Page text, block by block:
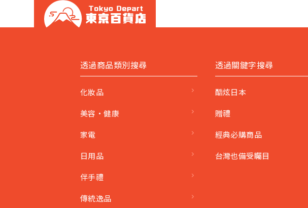
透過商品類別搜尋
化妝品
美容・健康
家電
日用品
伴手禮
傳統逸品
透過關鍵字搜尋
酷炫日本
贈禮
經典必購商品
台灣也備受矚目